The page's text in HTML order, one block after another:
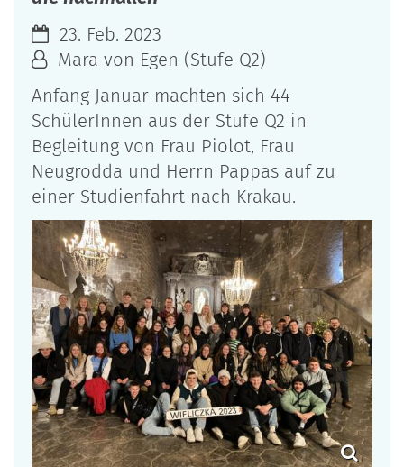
23. Feb. 2023
Mara von Egen (Stufe Q2)
Anfang Januar machten sich 44
SchülerInnen aus der Stufe Q2 in
Begleitung von Frau Piolot, Frau
Neugrodda und Herrn Pappas auf zu
einer Studienfahrt nach Krakau.